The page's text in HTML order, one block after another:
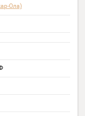
Ола)